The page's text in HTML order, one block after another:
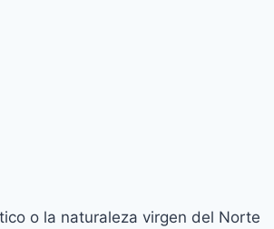
o la naturaleza virgen del Norte